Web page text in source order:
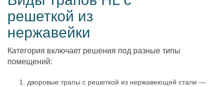
решеткой из
нержавейки
Категория включает решения под разные типы
помещений:
дворовые трапы с решеткой из нержавеющей стали —